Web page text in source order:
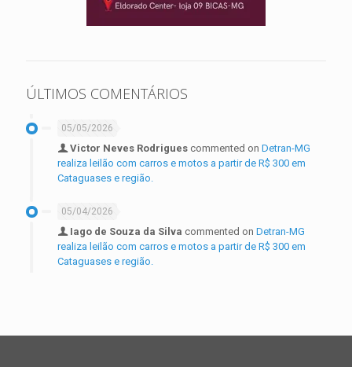
ÚLTIMOS COMENTÁRIOS
05/05/2026
Victor Neves Rodrigues commented on Detran-MG
realiza leilão com carros e motos a partir de R$ 300 em
Cataguases e região.
05/04/2026
Iago de Souza da Silva commented on Detran-MG
realiza leilão com carros e motos a partir de R$ 300 em
Cataguases e região.